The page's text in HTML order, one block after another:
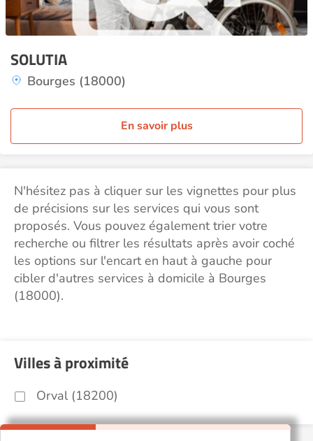
SOLUTIA
Bourges (18000)
En savoir plus
N'hésitez pas à cliquer sur les vignettes pour plus
de précisions sur les services qui vous sont
proposés. Vous pouvez également trier votre
recherche ou filtrer les résultats après avoir coché
les options sur l'encart en haut à gauche pour
cibler d'autres services à domicile à Bourges
(18000).
Villes à proximité
Orval (18200)